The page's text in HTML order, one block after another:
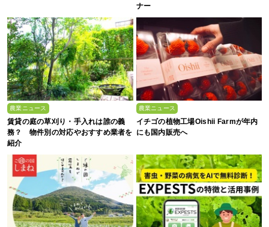
ナー
農業ニュース
賃貸の庭の草刈り・手入れは誰の義
務？ 物件別の対応やおすすめ業者を
紹介
農業ニュース
イチゴの植物工場Oishii Farmが年内
にも国内販売へ